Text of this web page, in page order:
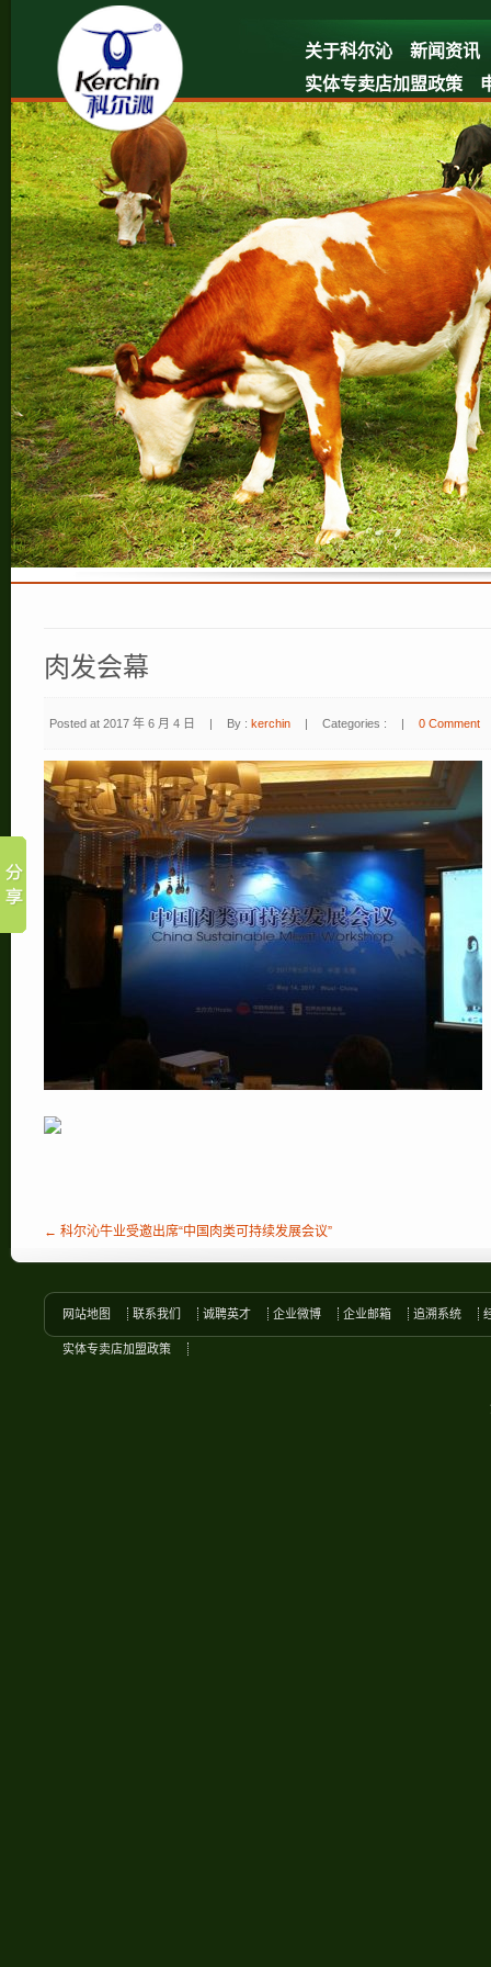
关于科尔沁
新闻资讯
实体专卖店加盟政策
肉发会幕
Posted at 2017 年 6 月 4 日 | By : kerchin | Categories : | 0 Comment
← 科尔沁牛业受邀出席“中国肉类可持续发展会议”
网站地图 联系我们 诚聘英才 企业微博 企业邮箱 追溯系统
实体专卖店加盟政策